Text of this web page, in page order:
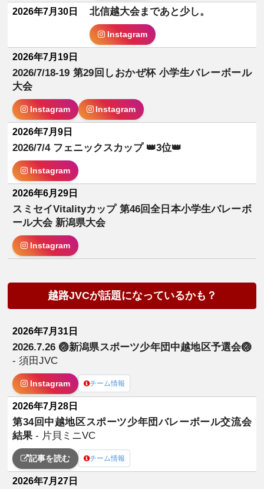
2026年7月30日 北信越大会まであと少し。
Instagram
2026年7月19日
2026/7/18-19 第29回しおかぜ杯 小学生バレーボール
大会
Instagram Instagram
2026年7月9日
2026/7/4 フェニックスカップ 👑3位👑
Instagram
2026年6月29日
スミセイVitalityカップ 第46回全日本小学生バレーボ
ール大会 新潟県大会
Instagram
越路JVCが話題になっているかも？
2026年7月31日
2026.7.26 🏐新潟県スポーツ少年団中越地区予選会🏐
- 須田JVC
Instagram チーム情報
2026年7月28日
第34回中越地区スポーツ少年団バレーボール交流会
結果- 片貝ミニVC
記事を読む チーム情報
2026年7月27日